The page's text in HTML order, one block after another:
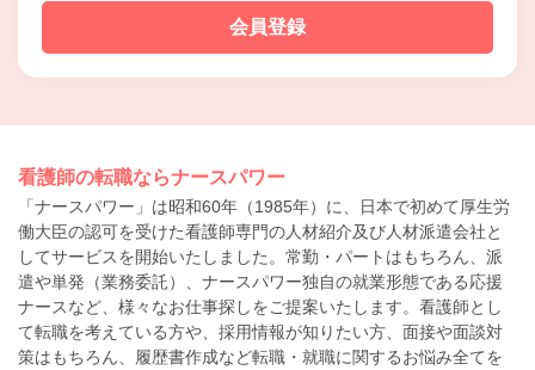
会員登録
看護師の転職ならナースパワー
「ナースパワー」は昭和60年（1985年）に、日本で初めて厚生労
働大臣の認可を受けた看護師専門の人材紹介及び人材派遣会社と
してサービスを開始いたしました。常勤・パートはもちろん、派
遣や単発（業務委託）、ナースパワー独自の就業形態である応援
ナースなど、様々なお仕事探しをご提案いたします。看護師とし
て転職を考えている方や、採用情報が知りたい方、面接や面談対
策はもちろん、履歴書作成など転職・就職に関するお悩み全てを